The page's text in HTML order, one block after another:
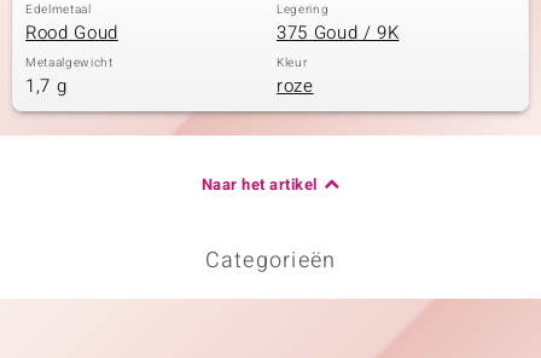
Edelmetaal
Rood Goud
Legering
375 Goud / 9K
Metaalgewicht
1,7 g
Kleur
roze
Naar het artikel
Categorieën